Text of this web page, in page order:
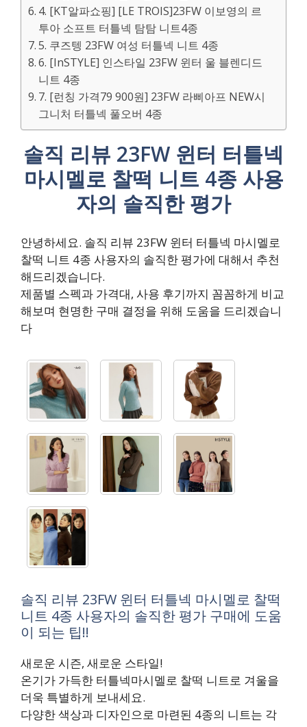
4. [KT알파쇼핑] [LE TROIS]23FW 이보영의 르
투아 소프트 터틀넥 탐탐 니트4종
5. 쿠즈텡 23FW 여성 터틀넥 니트 4종
6. [InSTYLE] 인스타일 23FW 윈터 울 블렌디드
니트 4종
7. [런칭 가격79 900원] 23FW 라삐아프 NEW시
그니처 터틀넥 풀오버 4종
솔직 리뷰 23FW 윈터 터틀넥
마시멜로 찰떡 니트 4종 사용
자의 솔직한 평가
안녕하세요. 솔직 리뷰 23FW 윈터 터틀넥 마시멜로
찰떡 니트 4종 사용자의 솔직한 평가에 대해서 추천
해드리겠습니다.
제품별 스펙과 가격대, 사용 후기까지 꼼꼼하게 비교
해보며 현명한 구매 결정을 위해 도움을 드리겠습니
다
솔직 리뷰 23FW 윈터 터틀넥 마시멜로 찰떡
니트 4종 사용자의 솔직한 평가 구매에 도움
이 되는 팁!!
새로운 시즌, 새로운 스타일!
온기가 가득한 터틀넥마시멜로 찰떡 니트로 겨울을
더욱 특별하게 보내세요.
다양한 색상과 디자인으로 마련된 4종의 니트는 각